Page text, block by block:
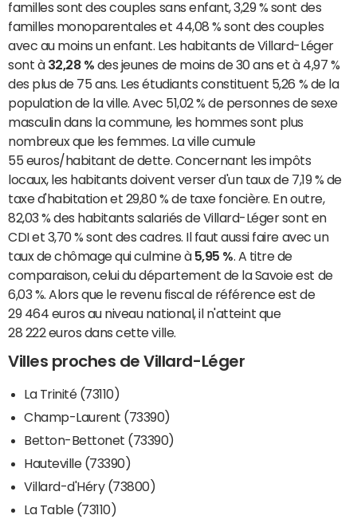
familles sont des couples sans enfant, 3,29 % sont des
familles monoparentales et 44,08 % sont des couples
avec au moins un enfant. Les habitants de Villard-Léger
sont à 32,28 % des jeunes de moins de 30 ans et à 4,97 %
des plus de 75 ans. Les étudiants constituent 5,26 % de la
population de la ville. Avec 51,02 % de personnes de sexe
masculin dans la commune, les hommes sont plus
nombreux que les femmes. La ville cumule
55 euros/habitant de dette. Concernant les impôts
locaux, les habitants doivent verser d'un taux de 7,19 % de
taxe d'habitation et 29,80 % de taxe foncière. En outre,
82,03 % des habitants salariés de Villard-Léger sont en
CDI et 3,70 % sont des cadres. Il faut aussi faire avec un
taux de chômage qui culmine à 5,95 %. A titre de
comparaison, celui du département de la Savoie est de
6,03 %. Alors que le revenu fiscal de référence est de
29 464 euros au niveau national, il n'atteint que
28 222 euros dans cette ville.
Villes proches de Villard-Léger
La Trinité (73110)
Champ-Laurent (73390)
Betton-Bettonet (73390)
Hauteville (73390)
Villard-d'Héry (73800)
La Table (73110)